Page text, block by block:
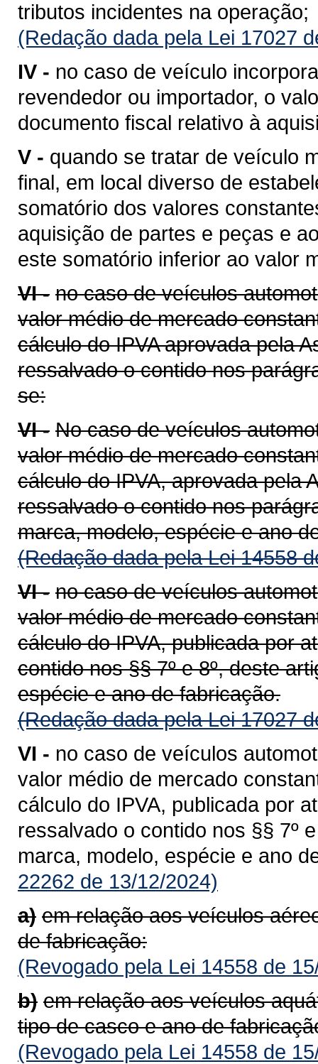
tributos incidentes na operação;
(Redação dada pela Lei 17027
IV - no caso de veículo
revendedor ou importador, o
documento fiscal relativo à
V - quando se tratar de veículo
final, em local diverso de
somatório dos valores
aquisição de partes e peças e
este somatório inferior ao valor
VI - no caso de veículos
valor médio de mercado
cálculo do IPVA aprovada pela
ressalvado o contido nos
se:
VI - No caso de veículos
valor médio de mercado
cálculo do IPVA, aprovada pela
ressalvado o contido nos
marca, modelo, espécie e ano
(Redação dada pela Lei 14558
VI - no caso de veículos
valor médio de mercado
cálculo do IPVA, publicada por
contido nos §§ 7º e 8º, deste
espécie e ano de fabricação.
(Redação dada pela Lei 17027
VI - no caso de veículos
valor médio de mercado
cálculo do IPVA, publicada por
ressalvado o contido nos §§ 7º
marca, modelo, espécie e ano
22262 de 13/12/2024)
a) em relação aos veículos
de fabricação:
(Revogado pela Lei 14558 de
b) em relação aos veículos
tipo de casco e ano de
(Revogado pela Lei 14558 de